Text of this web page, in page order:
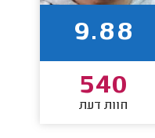
9.88
540
חוות דעת